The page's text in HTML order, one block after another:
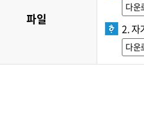
파일
다운
2. 자
다운